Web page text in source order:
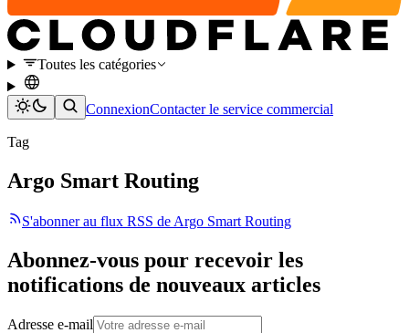
Toutes les catégories
ConnexionContacter le service commercial
Tag
Argo Smart Routing
S'abonner au flux RSS de Argo Smart Routing
Abonnez-vous pour recevoir les
notifications de nouveaux articles
Adresse e-mail